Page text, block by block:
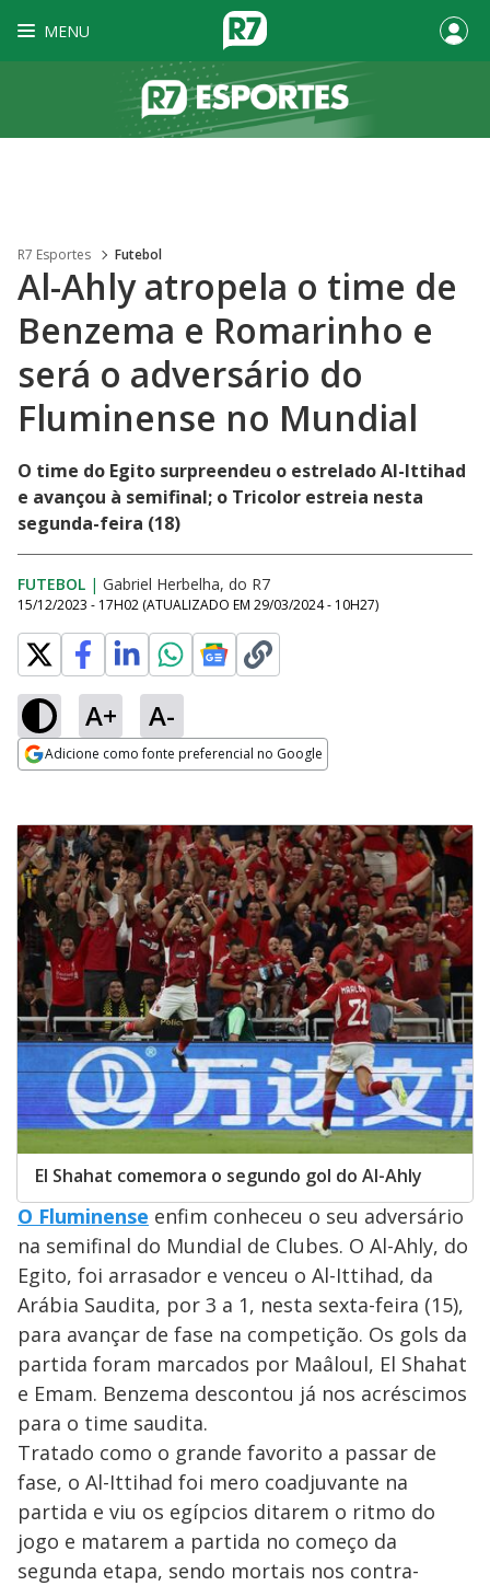
MENU
R7 Esportes Futebol
Al-Ahly atropela o time de
Benzema e Romarinho e
será o adversário do
Fluminense no Mundial
O time do Egito surpreendeu o estrelado Al-Ittihad
e avançou à semifinal; o Tricolor estreia nesta
segunda-feira (18)
FUTEBOL | Gabriel Herbelha, do R7
15/12/2023 - 17H02 (ATUALIZADO EM 29/03/2024 - 10H27)
A+ A-
Adicione como fonte preferencial no Google
El Shahat comemora o segundo gol do Al-Ahly
O Fluminense enfim conheceu o seu adversário
na semifinal do Mundial de Clubes. O Al-Ahly, do
Egito, foi arrasador e venceu o Al-Ittihad, da
Arábia Saudita, por 3 a 1, nesta sexta-feira (15),
para avançar de fase na competição. Os gols da
partida foram marcados por Maâloul, El Shahat
e Emam. Benzema descontou já nos acréscimos
para o time saudita.
Tratado como o grande favorito a passar de
fase, o Al-Ittihad foi mero coadjuvante na
partida e viu os egípcios ditarem o ritmo do
jogo e matarem a partida no começo da
segunda etapa, sendo mortais nos contra-